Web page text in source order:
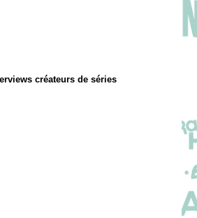
créateurs de séries